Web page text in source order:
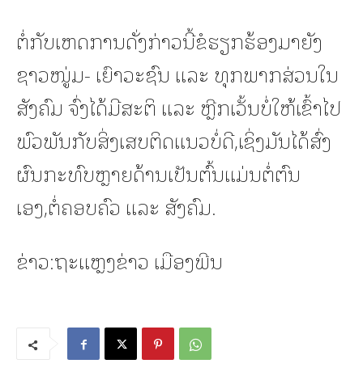
ຕໍ່ກັບເຫດການດັ່ງກ່າວນີ້ຂໍຮຽກຮ້ອງມາຍັງ
ຊາວໜູ່ມ- ເຍົາວະຊົນ ແລະ ທຸກພາກສ່ວນໃນ
ສັງຄົມ ຈົ່ງໄດ້ມີສະຕິ ແລະ ຫຼີກເວັ້ນບໍ່ໃຫ້ເຂົ້າໄປ
ພົວພັນກັບສິ່ງເສບຕິດແນວບໍ່ດີ,ເຊິ່ງມັນໄດ້ສົ່ງ
ຜົນກະທົບຫຼາຍດ້ານເປັນຕົ້ນແມ່ນຕໍ່ຕົນ
ເອງ,ຕໍ່ຄອບຄົວ ແລະ ສັງຄົມ.
ຂ່າວ:ຖະແຫຼງຂ່າວ ເມືອງພີນ